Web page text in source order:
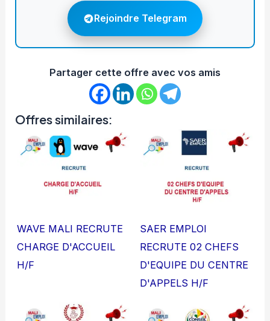
Rejoindre Telegram
Partager cette offre avec vos amis
Offres similaires:
WAVE MALI RECRUTE
CHARGE D'ACCUEIL
H/F
SAER EMPLOI
RECRUTE 02 CHEFS
D'EQUIPE DU CENTRE
D'APPELS H/F